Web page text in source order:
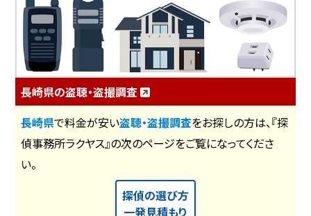
長崎県の盗聴・盗撮調査
長崎県で料金が安い盗聴・盗撮調査をお探しの方は、『探
偵事務所ラクヤス』の次のページをご覧になってくださ
い。
探偵の選び方
一発見積もり